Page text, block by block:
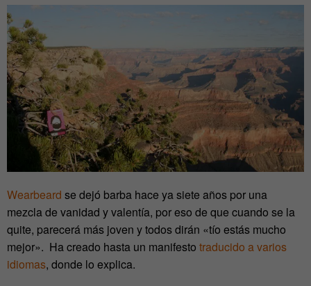
Wearbeard se dejó barba hace ya siete años por una
mezcla de vanidad y valentía, por eso de que cuando se la
quite, parecerá más joven y todos dirán «tío estás mucho
mejor». Ha creado hasta un manifesto traducido a varios
idiomas, donde lo explica.